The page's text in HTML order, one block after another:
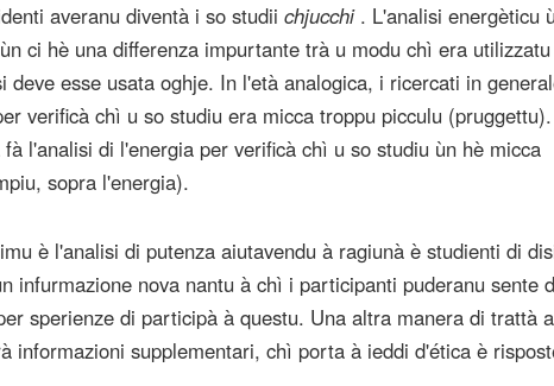
averanu diventà i so studii chjucchi. L'analisi energèticu
ci hè una differenza impurtante trà u modu chì era
deve esse usata oghje. In l'età analogica, i ricercati in
verificà chì u so studiu era micca troppu picculu
l'analisi di l'energia per verificà chì u so studiu ùn hè micca
sopra l'energia).
è l'analisi di putenza aiutavendu à ragiunà è studienti di
infurmazione nova nantu à chì i participanti puderanu sente
sperienze di participà à questu. Una altra manera di trattà a
informazioni supplementari, chì porta à ieddi d'ética è